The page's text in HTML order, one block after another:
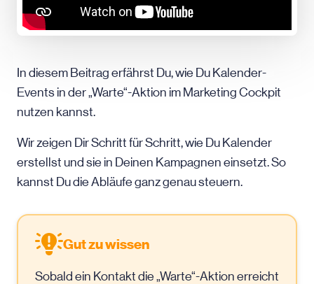
In diesem Beitrag erfährst Du, wie Du Kalender-
Events in der „Warte“-Aktion im Marketing Cockpit
nutzen kannst.
Wir zeigen Dir Schritt für Schritt, wie Du Kalender
erstellst und sie in Deinen Kampagnen einsetzt. So
kannst Du die Abläufe ganz genau steuern.
Gut zu wissen
Sobald ein Kontakt die „Warte“-Aktion erreicht